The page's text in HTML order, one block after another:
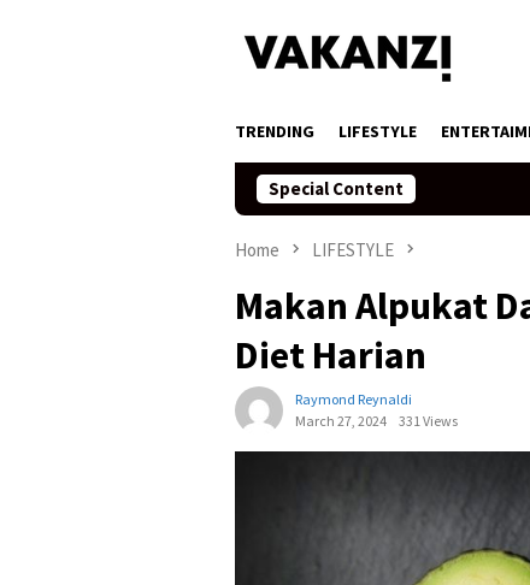
TRENDING LIFESTYLE
Special Content
Home LIFESTYLE
Makan Alpukat
Diet Harian
Raymond Reynaldi
March 27, 2024
331 Views